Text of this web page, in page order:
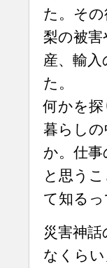
た。そ
梨の被
産、輸
た。
何かを
暮らし
か。仕
と思う
て知るっ
災害神
なくら